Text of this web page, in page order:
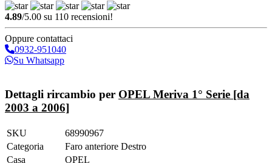
4.89/5.00 su 110 recensioni!
Oppure contattaci
0932-951040
Su Whatsapp
Dettagli rircambio per OPEL Meriva 1° Serie [da
2003 a 2006]
SKU
68990967
Categoria
Faro anteriore Destro
Casa
OPEL